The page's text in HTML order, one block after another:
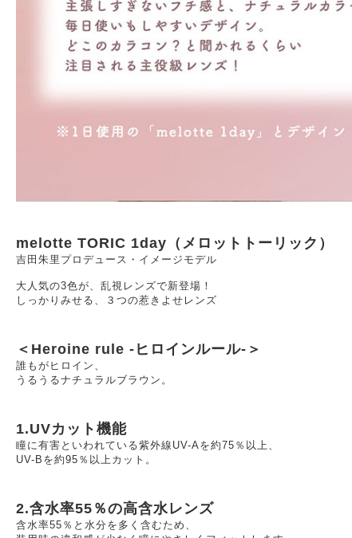
melotte TORIC 1day（メロットトーリック）
吉田朱里プロデュース・イメージモデル
大人気の3色が、乱視レンズで新登場！
しっかりみせる、３つの惹きよせレンズ
＜Heroine rule -ヒロインルール-＞
誰もがヒロイン、
うるうるナチュラルブラウン。
1.UVカット機能
瞳に有害といわれている紫外線UV-Aを約75％以上、
UV-Bを約95％以上カット。
2.含水率55％の高含水レンズ
含水率55％と水分を多く含むため、